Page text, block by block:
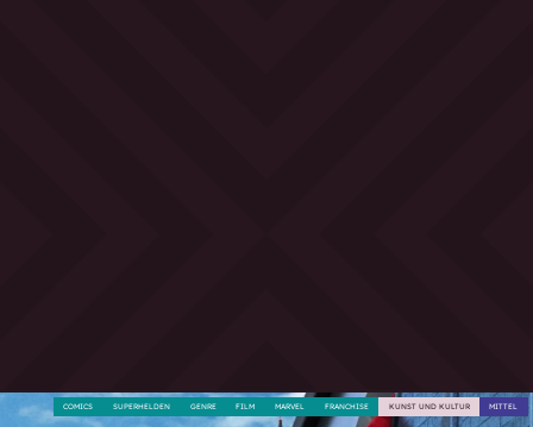
MITTEL
KUNST UND KULTUR
FRANCHISE
MARVEL
FILM
GENRE
SUPERHELDEN
COMICS